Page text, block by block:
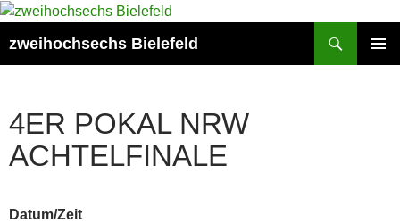
Zum
springen
zweihochsechs Bielefeld
4ER POKAL NRW
ACHTELFINALE
Datum/Zeit